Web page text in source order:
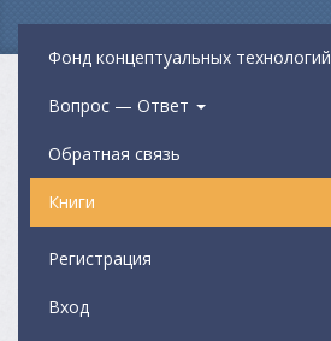
Фонд концептуальных технологий
Вопрос — Ответ
Обратная связь
Книги
Регистрация
Вход